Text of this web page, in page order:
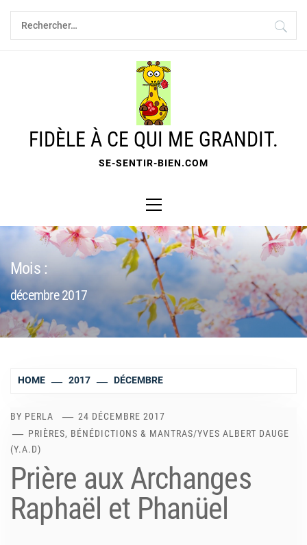
Skip
content
Rechercher :
FIDÈLE À CE QUI ME GRANDIT.
SE-SENTIR-BIEN.COM
Menu
Mois :
décembre 2017
HOME 2017 DÉCEMBRE
BY PERLA
24 DÉCEMBRE 2017
PRIÈRES, BÉNÉDICTIONS & MANTRAS/YVES ALBERT DAUGE
(Y.A.D)
Prière aux Archanges
Raphaël et Phanüel